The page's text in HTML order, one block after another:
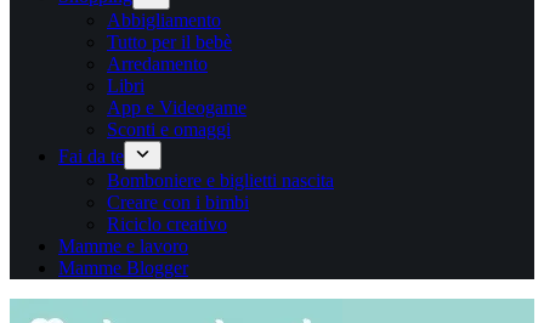
Abbigliamento
Tutto per il bebè
Arredamento
Libri
App e Videogame
Sconti e omaggi
Fai da te
Bomboniere e biglietti nascita
Creare con i bimbi
Riciclo creativo
Mamme e lavoro
Mamme Blogger